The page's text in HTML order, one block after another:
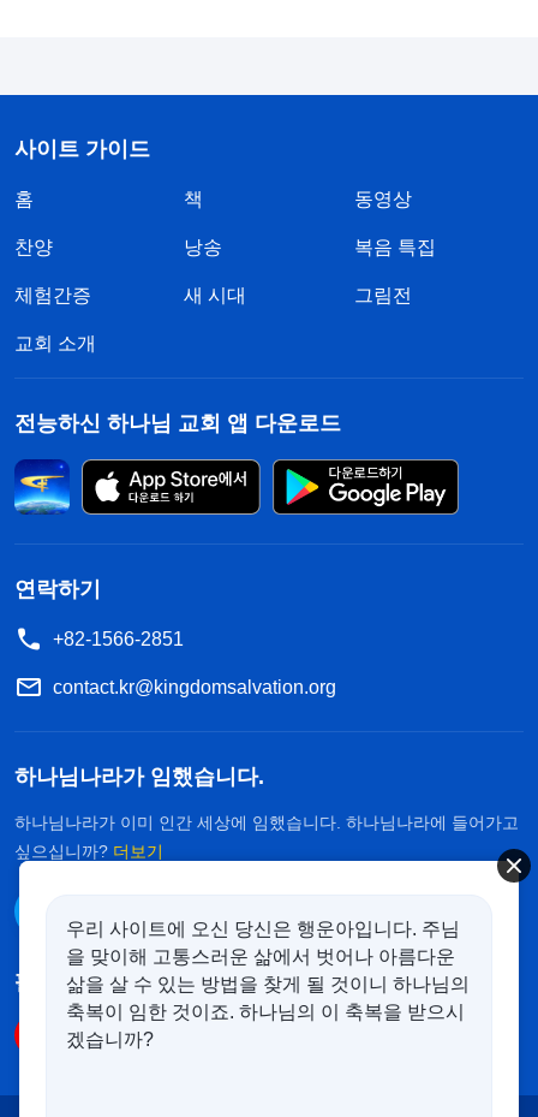
태국에 가서 신학을 공부하겠다고 속으로 다짐했습
니다. 그러면 언젠가는 저도 강단에 서서 설교할 수
회에 가서 1년 동안 예배에 참석하자 목사가 저를 양
성했고, 저는 앞으로 양성되어 중용될 수 있기를 바
라는 마음으로 더 적극적으로 예배에 참석했습니다.
하나님의 말세 사역을 받아들인 후, 저는 열심히 추
구했습니다. 하나님을 믿은 지 반년 만에 집을 나와
풀타임으로 본분을 이행했지요. 본분을 이행하는 동
안, 저는 어떻게 하면 형제자매들에게 인정받을 수
했습니다. 형제자매들이 칭찬해 주고 책임자가 저를
중시해 줄 때면, 본분을 이행할 때 의욕이 넘쳐서 어
징을 중시하는 것을 보면 괴롭고 질투가 나서 늘 저
못하면 소극적으로 변해 건성으로 본분을 이행하기
시작했고, 책임자가 사역을 시행해도 참석하기 싫었
으며, 새 신자에게 어려움이 있어도 제때 챙겨주면서
해결하지 않았습니다. 그저 회피하고만 싶었고 그곳
에서 본분을 이행하고 싶지 않았습니다. 제가 하나님
을 만족게 해 드리기 위해서가 아니라 저 자신의 명
사이트 가이드
홈 책 동영상
찬양 낭송 복음 특집
체험간증 새 시대 그림전
교회 소개
전능하신 하나님 교회 앱 다운로드
연락하기
+82-1566-2851
contact.kr@kingdomsalvation.org
하나님나라가 임했습니다.
하나님나라가 이미 인간 세상에 임했습니다. 하나님나라에 들어가고
싶으십니까? 더보기
팔로우하기
우리 사이트에 오신 당신은 행운아입니다. 주님
을 맞이해 고통스러운 삶에서 벗어나 아름다운
삶을 살 수 있는 방법을 찾게 될 것이니 하나님의
축복이 임한 것이죠. 하나님의 이 축복을 받으시
겠습니까?